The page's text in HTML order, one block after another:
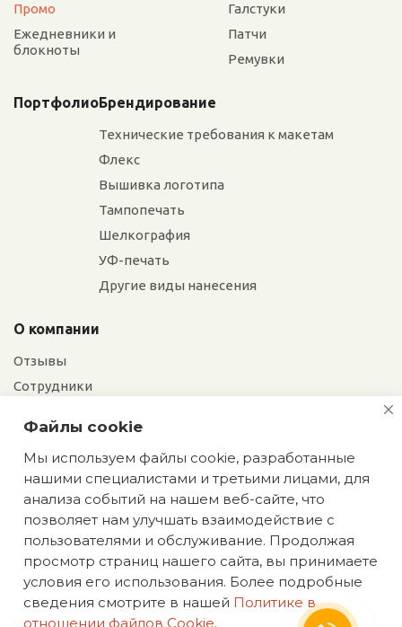
Екатерина
Мы сохраняем
эксклюзивность: оставьте
заявку на идеи подарков,
недоступных в интернете
Промо
Ежедневники и
блокноты
Галстуки
Патчи
Ремувки
ПортфолиоБрендирование
Технические требования к макетам
Флекс
Вышивка логотипа
Тампопечать
Шелкография
УФ-печать
Другие виды нанесения
О компании
Отзывы
Сотрудники
Вакансии
Политика конфиденциальности
ИП Аасаметс А. И. ИНН 661219180590 ОГРН
Файлы cookie
Мы используем файлы cookie, разработанные
нашими специалистами и третьими лицами, для
анализа событий на нашем веб-сайте, что
позволяет нам улучшать взаимодействие с
пользователями и обслуживание. Продолжая
просмотр страниц нашего сайта, вы принимаете
условия его использования. Более подробные
сведения смотрите в нашей Политике в
отношении файлов Cookie.